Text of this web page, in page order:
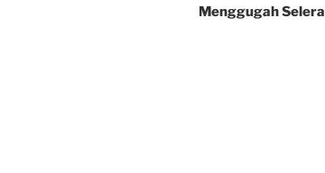
Menggugah Selera